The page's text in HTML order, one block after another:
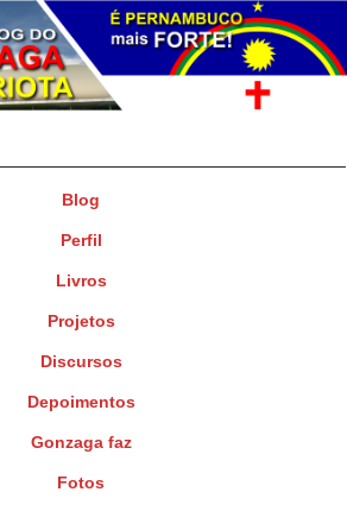
Blog
Perfil
Livros
Projetos
Discursos
Depoimentos
Gonzaga faz
Fotos